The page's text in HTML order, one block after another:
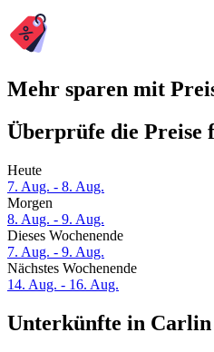
Mehr sparen mit
Überprüfe die Preise
Heute
7. Aug. - 8. Aug.
Morgen
8. Aug. - 9. Aug.
Dieses Wochenende
7. Aug. - 9. Aug.
Nächstes Wochenende
14. Aug. - 16. Aug.
Unterkünfte in Carlin